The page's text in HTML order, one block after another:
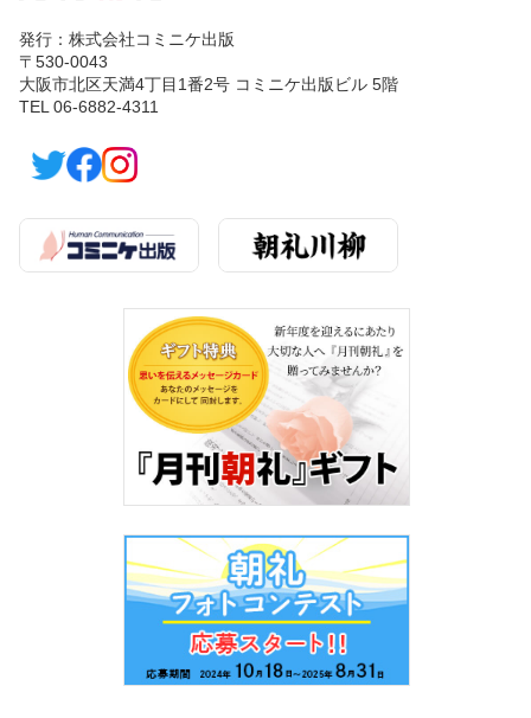
発行：株式会社コミニケ出版
〒530-0043
大阪市北区天満4丁目1番2号 コミニケ出版ビル 5階
TEL 06-6882-4311